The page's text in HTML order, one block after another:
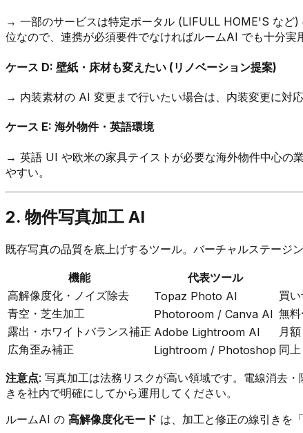
→ 一部のサービスは特定ポータル (LIFULL HOME'S など)
位なので、連携が必須要件でなければルームAI でも十分実
ケース D: 壁紙・床材も変えたい (リノベーション提案)
→ 内装素材の AI 変更まで行いたい場合は、内装変更に対
ケース E: 海外物件・英語環境
→ 英語 UI や欧米の家具テイストが必要な海外物件中心の
やすい。
2. 物件写真加工 AI
既存写真の品質を底上げするツール。バーチャルステージ
機能 代表ツール
高解像度化・ノイズ除去
Topaz Photo AI 買
青空・芝生加工
Photoroom / Canva AI 無
露出・ホワイトバランス補正 Adobe Lightroom AI 月
広角歪み補正
Lightroom / Photoshop 同上
注意点: 写真加工は法務リスクが高い領域です。電線消去
きを社内で明確にしてから運用してください。
ルームAI の 高解像度化モード は、加工と修正の線引きを